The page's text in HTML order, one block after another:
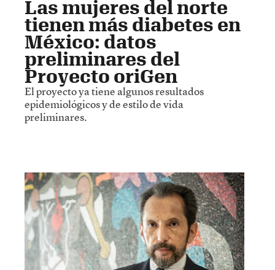
Las mujeres del norte
tienen más diabetes en
México: datos
preliminares del
Proyecto oriGen
El proyecto ya tiene algunos resultados
epidemiológicos y de estilo de vida
preliminares.